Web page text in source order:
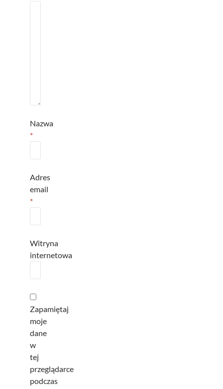
Nazwa
*
Adres
email
*
Witryna
internetowa
Zapamiętaj
moje
dane
w
tej
przeglądarce
podczas